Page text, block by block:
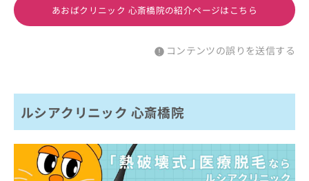
あおばクリニック 心斎橋院の紹介ページはこちら
コンテンツの誤りを送信する
ルシアクリニック 心斎橋院